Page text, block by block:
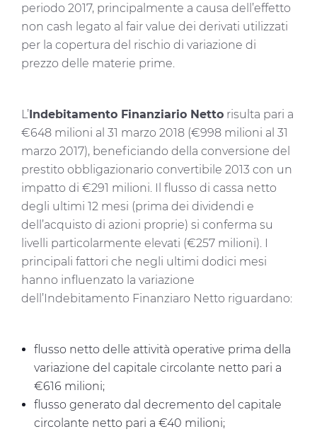
periodo 2017, principalmente a causa dell’effetto
non cash legato al fair value dei derivati utilizzati
per la copertura del rischio di variazione di
prezzo delle materie prime.
L’Indebitamento Finanziario Netto risulta pari a
€648 milioni al 31 marzo 2018 (€998 milioni al 31
marzo 2017), beneficiando della conversione del
prestito obbligazionario convertibile 2013 con un
impatto di €291 milioni. Il flusso di cassa netto
degli ultimi 12 mesi (prima dei dividendi e
dell’acquisto di azioni proprie) si conferma su
livelli particolarmente elevati (€257 milioni). I
principali fattori che negli ultimi dodici mesi
hanno influenzato la variazione
dell’Indebitamento Finanziaro Netto riguardano:
flusso netto delle attività operative prima della
variazione del capitale circolante netto pari a
€616 milioni;
flusso generato dal decremento del capitale
circolante netto pari a €40 milioni;